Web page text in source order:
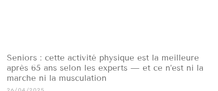
Seniors : cette activité physique est la meilleure
après 65 ans selon les experts — et ce n’est ni la
marche ni la musculation